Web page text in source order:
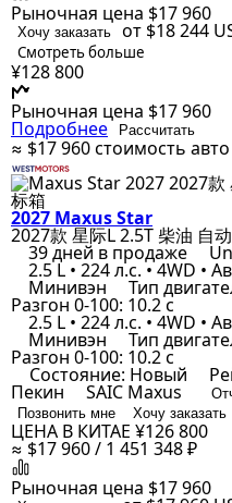
Рыночная цена $17 960
Хочу заказать от $18 244
Смотреть больше
¥128 800
Рыночная цена $17 960
Подробнее Рассчитать
≈ $17 960стоимость
2027 Maxus Star
2027款 星际L 2.5T 柴油 自
39 дней в продаже
2.5 L • 224 л.с. • 4WD •
Минивэн Тип
Разгон 0-100: 10.2 с
2.5 L • 224 л.с. • 4WD •
Минивэн Тип
Разгон 0-100: 10.2 с
Состояние: Новый
Пекин SAIC Maxus
Позвонить мне
Хочу заказать
ЦЕНА В КИТАЕ ¥126 800
≈ $17 960 / 1 451 348 ₽
Рыночная цена $17 960